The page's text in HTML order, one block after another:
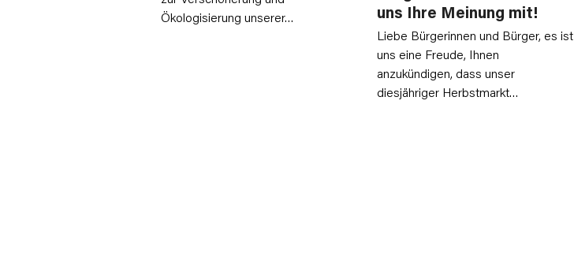
Ökologisierung unserer…
uns Ihre Meinung mit!
Liebe Bürgerinnen und Bürger, es ist
uns eine Freude, Ihnen
anzukündigen, dass unser
diesjähriger Herbstmarkt…